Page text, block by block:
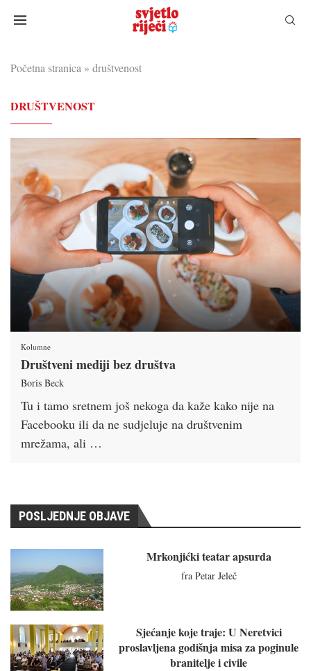
Početna stranica » društvenost
DRUŠTVENOST
Kolumne
Društveni mediji bez društva
Boris Beck
Tu i tamo sretnem još nekoga da kaže kako nije na
Facebooku ili da ne sudjeluje na društvenim
mrežama, ali …
POSLJEDNJE OBJAVE
Mrkonjićki teatar apsurda
fra Petar Jeleč
Sjećanje koje traje: U Neretvici
proslavljena godišnja misa za poginule
branitelje i civile